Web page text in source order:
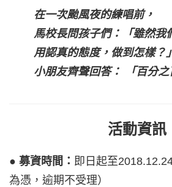
在一次颱風夜的練唱前，
馬校長問孩子們：「雖然我
用認真的態度，做到怎樣？」
小朋友齊聲回答：
「百分之
活動資訊
● 募資時間： 即日起至
為憑，逾期不受理）